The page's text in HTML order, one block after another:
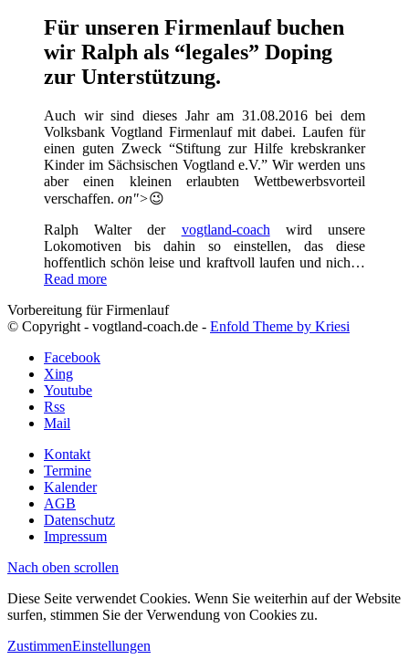
Für unseren Firmenlauf buchen
wir Ralph als “legales” Doping
zur Unterstützung.
Auch wir sind dieses Jahr am 31.08.2016 bei dem
Volksbank Vogtland Firmenlauf mit dabei. Laufen für
einen guten Zweck “Stiftung zur Hilfe krebskranker
Kinder im Sächsischen Vogtland e.V.” Wir werden uns
aber einen kleinen erlaubten Wettbewerbsvorteil
verschaffen. on">😉
Ralph Walter der vogtland-coach wird unsere
Lokomotiven bis dahin so einstellen, das diese
hoffentlich schön leise und kraftvoll laufen und nich…
Read more
Vorbereitung für Firmenlauf
© Copyright - vogtland-coach.de - Enfold Theme by Kriesi
Facebook
Xing
Youtube
Rss
Mail
Kontakt
Termine
Kalender
AGB
Datenschutz
Impressum
Nach oben scrollen
Diese Seite verwendet Cookies. Wenn Sie weiterhin auf der Website
surfen, stimmen Sie der Verwendung von Cookies zu.
ZustimmenEinstellungen